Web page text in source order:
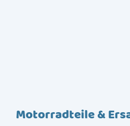
Motorradteile &